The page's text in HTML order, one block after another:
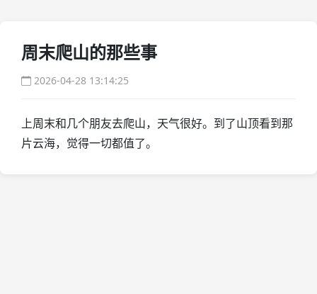
周末爬山的那些事
2026-04-28 13:14:25
上周末和几个朋友去爬山，天气很好。到了山顶看到那
片云海，觉得一切都值了。